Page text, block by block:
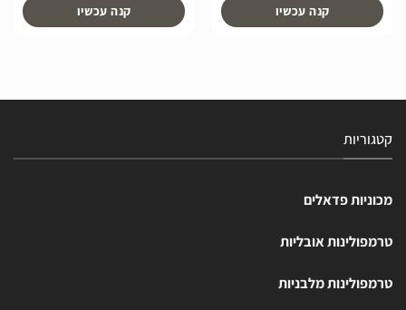
קנה עכשיו קנה עכשיו
קטגוריות
מכוניות פדאלים
טרמפולינות אובליות
טרמפולינות מלבניות